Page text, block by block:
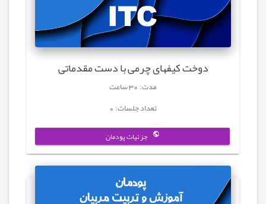
دوخت کیفهای چرمی با دست مقدماتی
مدت: 30 ساعت
تعداد جلسات: 0
جزئیات پودمان